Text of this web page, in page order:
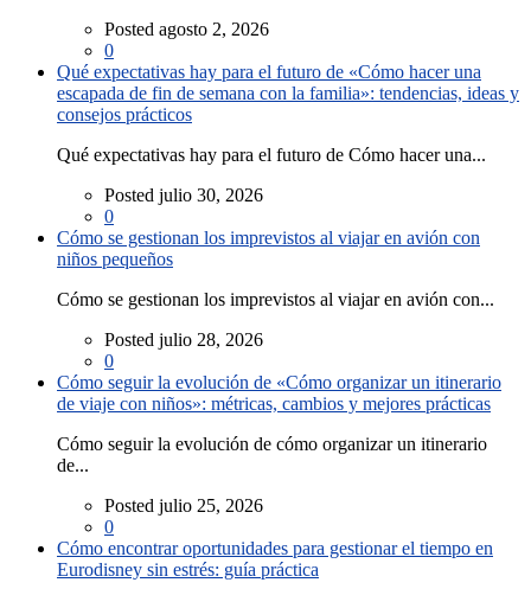
Posted agosto 2, 2026
0
Qué expectativas hay para el futuro de «Cómo hacer una
escapada de fin de semana con la familia»: tendencias, ideas y
consejos prácticos
Qué expectativas hay para el futuro de Cómo hacer una...
Posted julio 30, 2026
0
Cómo se gestionan los imprevistos al viajar en avión con
niños pequeños
Cómo se gestionan los imprevistos al viajar en avión con...
Posted julio 28, 2026
0
Cómo seguir la evolución de «Cómo organizar un itinerario
de viaje con niños»: métricas, cambios y mejores prácticas
Cómo seguir la evolución de cómo organizar un itinerario
de...
Posted julio 25, 2026
0
Cómo encontrar oportunidades para gestionar el tiempo en
Eurodisney sin estrés: guía práctica